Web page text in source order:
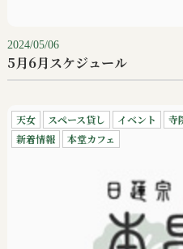
2024/05/06
5月6月スケジュール
天女 スペース貸し イベント 寺
新着情報
本堂カフェ